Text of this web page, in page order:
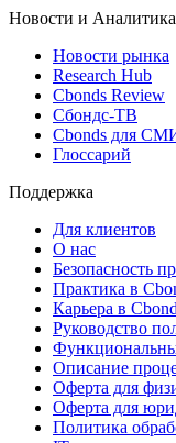
ETF & Funds
Поиск ETF &
Новости и Аналитика
Новости рынка
Research Hub
Cbonds Review
Сбондс-ТВ
Глоссарий
Поддержка
Для клиентов
О нас
Безопасность
Практика в
Карьера в
Руководство